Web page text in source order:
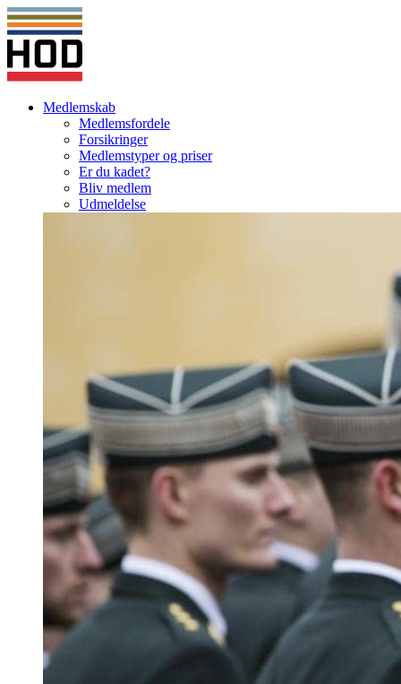
Medlemskab
Medlemsfordele
Forsikringer
Medlemstyper og priser
Er du kadet?
Bliv medlem
Udmeldelse